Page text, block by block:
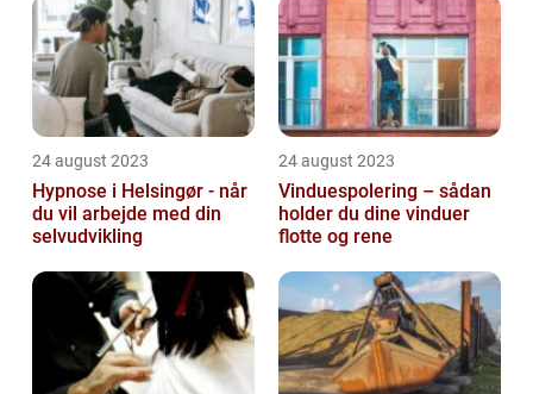
24 august 2023
Hypnose i Helsingør - når
du vil arbejde med din
selvudvikling
24 august 2023
Vinduespolering – sådan
holder du dine vinduer
flotte og rene